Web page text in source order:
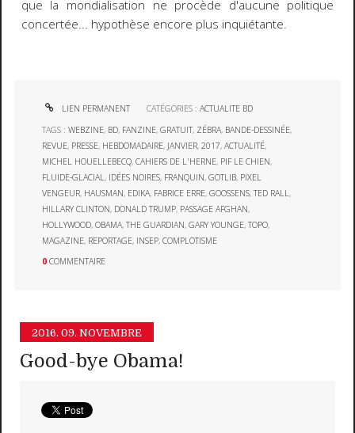
que la mondialisation ne procède d'aucune politique
concertée... hypothèse encore plus inquiétante.
LIEN PERMANENT CATÉGORIES :ACTUALITE BD
TAGS :WEBZINE, BD, FANZINE,GRATUIT, ZÉBRA, BANDE-DESSINÉE,
REVUE, PRESSE, HEBDOMADAIRE, JANVIER,2017,ACTUALITÉ,
MICHEL HOUELLEBECQ,CAHIERS DE L'HERNE, PIF LE CHIEN,
FLUIDE-GLACIAL , IDÉES NOIRES, FRANQUIN,GOTLIB, PIXEL
VENGEUR, HAUSMAN, EDIKA, FABRICE ERRE,GOOSSENS,TED RALL ,
HILLARY CLINTON, DONALD TRUMP, PASSAGE AFGHAN,
HOLLYWOOD,OBAMA,THE GUARDIAN,GARY YOUNGE,TOPO,
MAGAZINE, REPORTAGE, INSEP,COMPLOTISME
0 COMMENTAIRE
2016. 09. NOVEMBRE
Good-bye Obama!